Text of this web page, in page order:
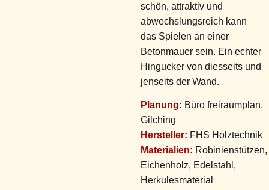
schön, attraktiv und
abwechslungsreich kann
das Spielen an einer
Betonmauer sein. Ein echter
Hingucker von diesseits und
jenseits der Wand.
Planung: Büro freiraumplan,
Gilching
Hersteller: FHS Holztechnik
Materialien: Robinienstützen,
Eichenholz, Edelstahl,
Herkulesmaterial